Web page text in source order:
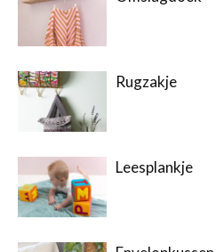
Rugzakje
Leesplankje